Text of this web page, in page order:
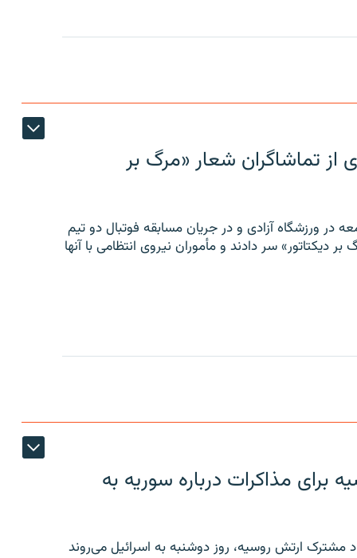
از تماشاگران شعار «مرگ بر
در ورزشگاه آزادی و در جریان مسابقه فوتبال دو تیم
دیکتاتور» سر دادند و مأموران نیروی انتظامی با آنها
مذاکرات درباره سوریه به
مشترک ارتش روسیه، روز دوشنبه به اسرائیل می‌روند